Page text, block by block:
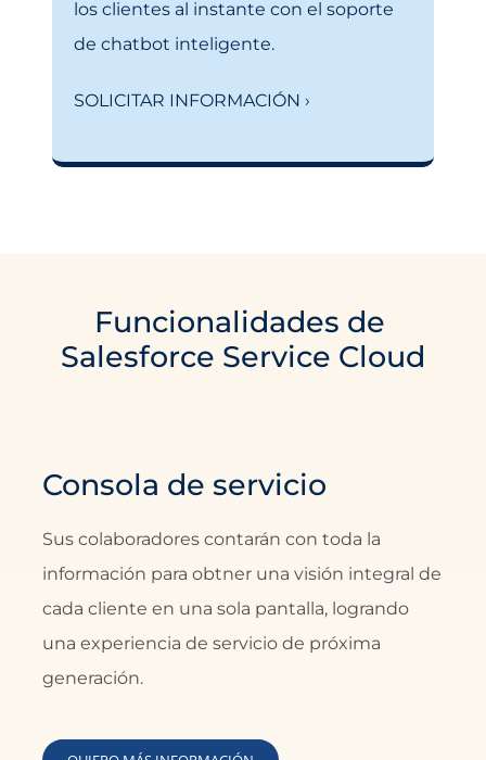
los clientes al instante con el soporte
de chatbot inteligente.
SOLICITAR INFORMACIÓN ›
Funcionalidades de
Salesforce Service Cloud
Consola de servicio
Sus colaboradores contarán con toda la
información para obtner una visión integral de
cada cliente en una sola pantalla, logrando
una experiencia de servicio de próxima
generación.